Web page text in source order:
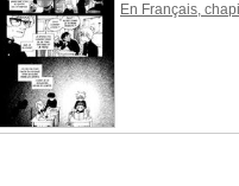
En Français,